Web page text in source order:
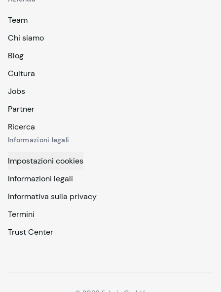
Team
Chi siamo
Blog
Cultura
Jobs
Partner
Ricerca
Informazioni legali
Impostazioni cookies
Informazioni legali
Informativa sulla privacy
Termini
Trust Center